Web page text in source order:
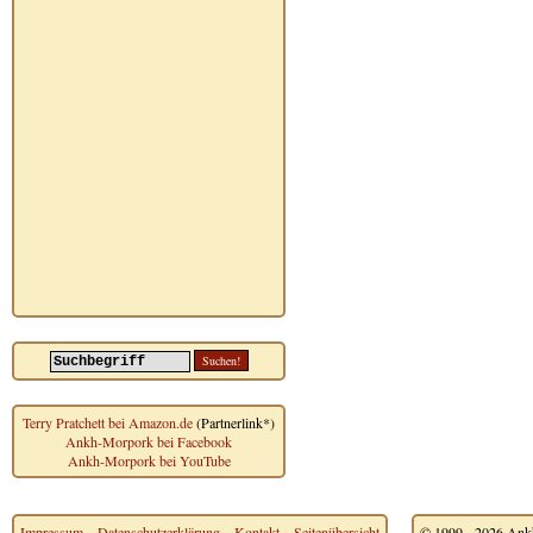
Terry Pratchett bei Amazon.de(Partnerlink*)
Ankh-Morpork bei Facebook
Ankh-Morpork bei YouTube